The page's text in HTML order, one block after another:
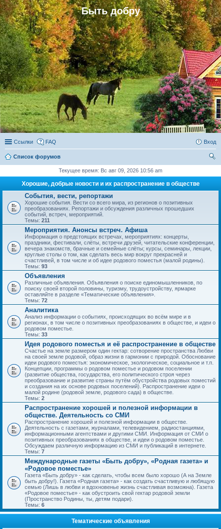
Быть добру
Ссылки FAQ Вход
Список форумов
Текущее время: Вс авг 09, 2026 10:56 am
Хорошие, добрые новости и их распространение в обществе
События, вести, репортажи
Хорошие события. Вести со всего мира, из регионов о позитивных
преобразованиях. Репортажи и обсуждения различных прошедших
событий, встреч, мероприятий.
Темы: 211
Мероприятия. Анонсы встреч. Афиша
Информация о предстоящих встречах, мероприятиях: концерты,
праздники, фестивали, слёты, встречи друзей, читательские конференции,
вечера знакомств, брачные и семейные слёты; курсы, семинары, лекции,
круглые столы о том, как сделать весь мир вокруг прекрасней и
счастливей, в том числе и об идее родового поместья (малой родины).
Темы: 93
Объявления
Различные объявления. Объявления о поиске единомышленников, по
поиску своей второй половины, туризму, трудоустройству, ярмарке
оставляйте в разделе «Тематические объявления».
Темы: 72
Аналитика
Анализ информации о событиях, происходящих во всём мире и в
регионах, в том числе о позитивных преобразованиях в обществе, и идеи о
родовом поместье.
Темы: 33
Идея родового поместья и её распространение в обществе
Счастье на земле размером один гектар: сотворение пространства Любви
на своей земле родовой, образ жизни в гармонии с природой. Обоснование
идеи родового поместья: экономическое, экологическое, социальное и т.п.
Концепции, программы о родовом поместье и родовом поселении
(развитие общества, государства, его политического строя через
преобразование и развитие страны путём обустройства родовых поместий
и создания на их основе родовых поселений). Распространение идеи о
малой родине (родовой земле, родового сада) в обществе.
Темы: 2
Распространение хорошей и полезной информации в
обществе. Деятельность со СМИ
Распространение хорошей и полезной информации в обществе.
Деятельность с газетами, журналами, телевидением, радиостанциями,
информационными агентствами и другими СМИ. Информация от СМИ о
позитивных преобразованиях в обществе, и идеи о родовом поместье.
Обсуждаем различную информацию из СМИ и публикаций в интернете.
Темы: 7
Международные газеты «Быть добру», «Родная газета» и
«Родовое поместье»
Газета «Быть добру» - как сделать, чтобы всем было хорошо (А на Земле
быть добру!). Газета «Родная газета» - как создать счастливую и любящую
семью (Лишь в любви и вдохновенье жизнь счастливая возможна). Газета
«Родовое поместье» - как обустроить свой гектар родовой земли
(Пространство Родины, ты, детям подари).
Темы: 6
Тематические объявления